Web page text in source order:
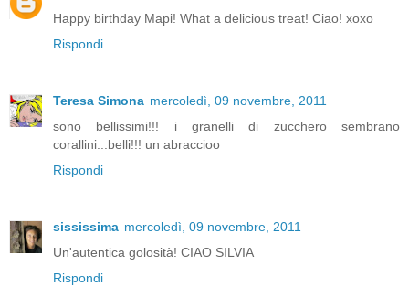
Happy birthday Mapi! What a delicious treat! Ciao! xoxo
Rispondi
Teresa Simona mercoledì, 09 novembre, 2011
sono bellissimi!!! i granelli di zucchero sembrano
corallini...belli!!! un abraccioo
Rispondi
sississima mercoledì, 09 novembre, 2011
Un'autentica golosità! CIAO SILVIA
Rispondi